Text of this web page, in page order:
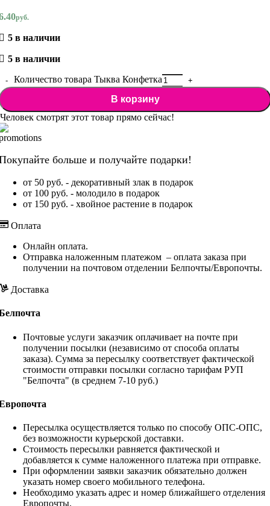
руб.
5 в наличии
5 в наличии
Количество товара Тыква Конфетка
В корзину
Человек смотрят этот товар прямо сейчас!
больше и получайте подарки!
от 50 руб. - декоративный злак в подарок
от 100 руб. - молодило в подарок
от 150 руб. - хвойное растение в подарок
Оплата
Онлайн оплата.
Отправка наложенным платежом – оплата заказа при
получении на почтовом отделении Белпочты/Европочты.
Доставка
Почтовые услуги заказчик оплачивает на почте при
получении посылки (независимо от способа оплаты
заказа). Сумма за пересылку соответствует фактической
стоимости отправки посылки согласно тарифам РУП
"Белпочта" (в среднем 7-10 руб.)
Пересылка осуществляется только по способу ОПС-ОПС,
без возможности курьерской доставки.
Стоимость пересылки равняется фактической и
добавляется к сумме наложенного платежа при отправке.
При оформлении заявки заказчик обязательно должен
указать номер своего мобильного телефона.
Необходимо указать адрес и номер ближайшего отделения
Европочты.